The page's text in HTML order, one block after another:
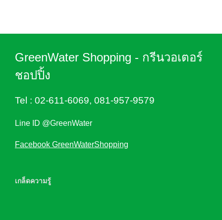
GreenWater Shopping - กรีนวอเตอร์
ชอปปิ้ง
Tel : 02-611-6069, 081-957-9579
Line ID @GreenWater
Facebook GreenWaterShopping
เกล็ดความรู้